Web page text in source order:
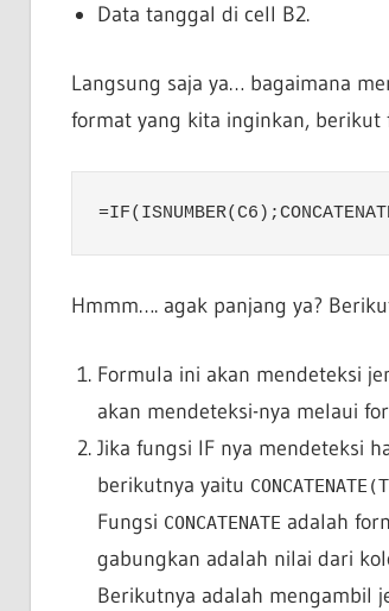
Data tanggal di cell B2.
Langsung saja ya… bagaimana
format yang kita inginkan, berikut
Hmmm…. agak panjang ya?
Formula ini akan mendeteksi
akan mendeteksi-nya melaui
Jika fungsi IF nya mendeteksi
berikutnya yaitu
Fungsi CONCATENATE adalah
gabungkan adalah nilai dari
Berikutnya adalah mengambil